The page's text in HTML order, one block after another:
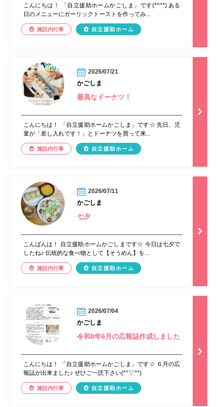
こんにちは！ 「自立援助ホームかごしま」です(*^^*) ある
日のメニューにガーリックトーストを作ってみ...
施設内行事 自立援助ホーム
2026/07/21
かごしま
最高なドーナツ！
こんにちは！ 「自立援助ホームかごしま」です☆ 先日、児
童が「差し入れです！」とドーナツを買って来...
施設内行事 自立援助ホーム
2026/07/11
かごしま
七夕
こんばんは！ 自立援助ホームかごしまです☆ 今日は七夕で
したね♪ 伝統的な食べ物として【そうめん】を...
施設内行事 自立援助ホーム
2026/07/04
かごしま
令和8年6月の広報誌作成しました
こんにちは！ 「自立援助ホームかごしま」です☆ ６月の広
報誌が出来ました♪ ぜひご一読下さい(*^▽^*)
施設内行事 自立援助ホーム